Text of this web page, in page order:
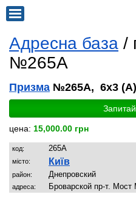
Адресна база /
№265A
Призма №265A, 6x3 (A)
цена: 15,000.00 грн
код: 265A
місто: Київ
район: Днепрoвский
адреса: Броварской пр-т. Мост